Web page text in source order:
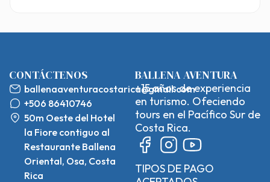
CONTÁCTENOS
ballenaaventuracostarica@gmail.com
+506 86410746
50m Oeste del Hotel
la Fiore contiguo al
Restaurante Ballena
Oriental, Osa, Costa
Rica
BALLENA AVENTURA
+15 años de experiencia
en turismo. Ofeciendo
tours en el Pacífico Sur de
Costa Rica.
TIPOS DE PAGO